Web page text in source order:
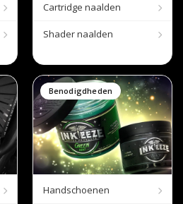
Cartridge naalden
Shader naalden
Benodigdheden
Handschoenen